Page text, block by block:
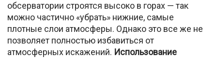
обсерватории строятся высоко в горах — так
можно частично «убрать» нижние, самые
плотные слои атмосферы. Однако это все же не
позволяет полностью избавиться от
атмосферных искажений. Использование